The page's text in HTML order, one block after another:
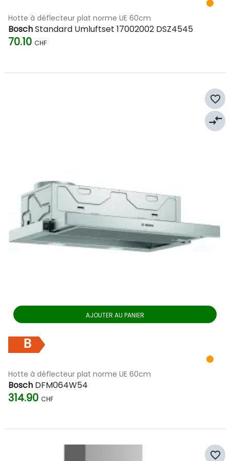
Hotte à déflecteur plat norme UE 60cm
BoschStandard Umluftset 17002002 DSZ4545
70.10 CHF
AJOUTER AU PANIER
B
Hotte à déflecteur plat norme UE 60cm
Bosch DFM064W54
314.90 CHF
favorite_border
compare_arrows
favorite_border